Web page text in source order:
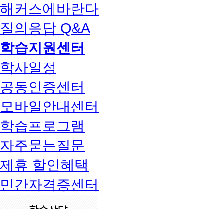
해커스에바란다
질의응답 Q&A
학습지원센터
학사일정
공동인증센터
모바일안내센터
학습프로그램
자주묻는질문
제휴 할인혜택
민간자격증센터